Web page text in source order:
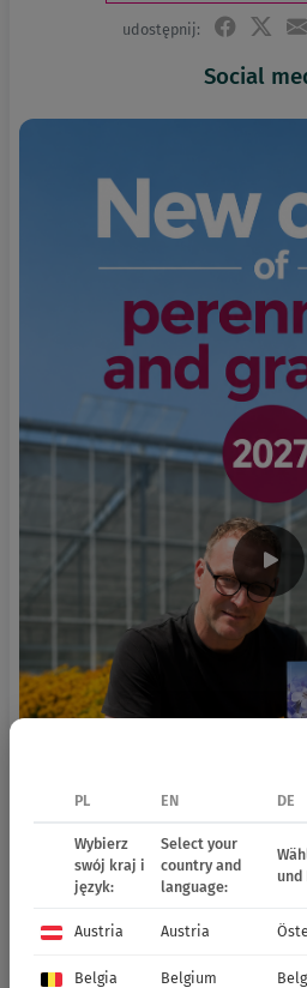
udostępnij:
Social
PL EN DE
Wybierz
swój kraj i
język:
Select your
country and
language:
und
Austria Austria
Belgia Belgium